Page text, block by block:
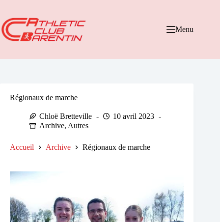
contenu
Menu
Régionaux de marche
Chloë Bretteville
10 avril 2023
Archive, Autres
Accueil Archive Régionaux de marche